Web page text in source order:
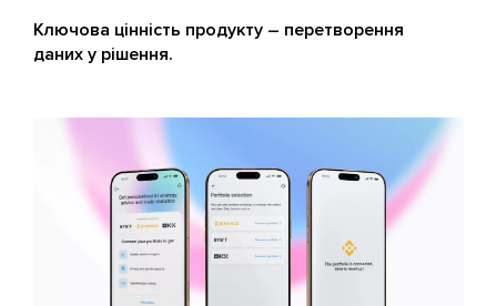
Ключова цінність продукту – перетворення
даних у рішення.